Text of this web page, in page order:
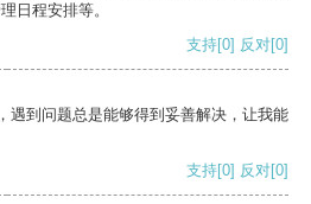
日程安排等。
支持[0] 反对[0]
遇到问题总是能够得到妥善解决，让我能
支持[0] 反对[0]